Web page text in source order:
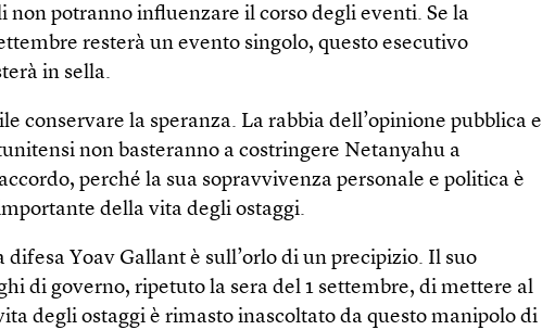
non potranno influenzare il corso degli eventi. Se la
resterà un evento singolo, questo esecutivo
in sella.
conservare la speranza. La rabbia dell’opinione pubblica e
non basteranno a costringere Netanyahu a
perché la sua sopravvivenza personale e politica è
della vita degli ostaggi.
Yoav Gallant è sull’orlo di un precipizio. Il suo
di governo, ripetuto la sera del 1 settembre, di mettere al
degli ostaggi è rimasto inascoltato da questo manipolo di